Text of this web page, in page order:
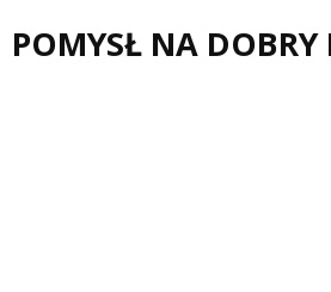
POMYSŁ NA DOBRY